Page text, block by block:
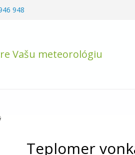
Vašu meteorológiu
948
Teplomer